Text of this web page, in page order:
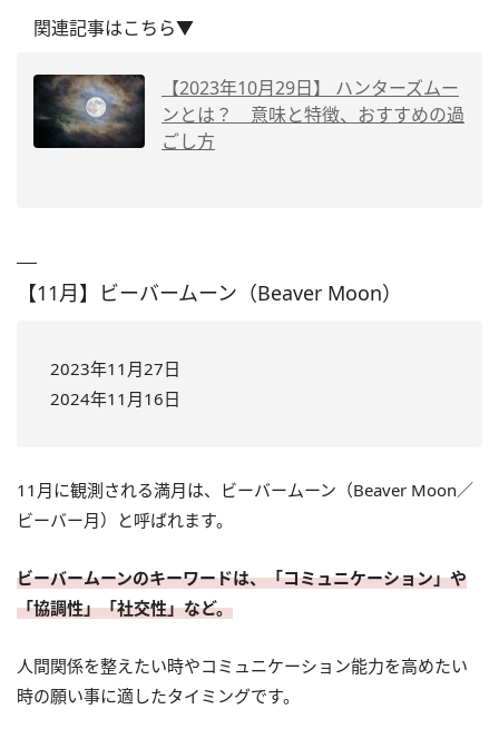
関連記事はこちら▼
【2023年10月29日】 ハンターズムー
ンとは？ 意味と特徴、おすすめの過
ごし方
【11月】ビーバームーン（Beaver Moon）
2023年11月27日
2024年11月16日
11月に観測される満月は、ビーバームーン（Beaver Moon／
ビーバー月）と呼ばれます。
ビーバームーンのキーワードは、「コミュニケーション」や
「協調性」「社交性」など。
人間関係を整えたい時やコミュニケーション能力を高めたい
時の願い事に適したタイミングです。